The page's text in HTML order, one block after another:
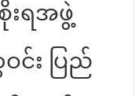
းရအဖွဲ့
င်း ပြည်